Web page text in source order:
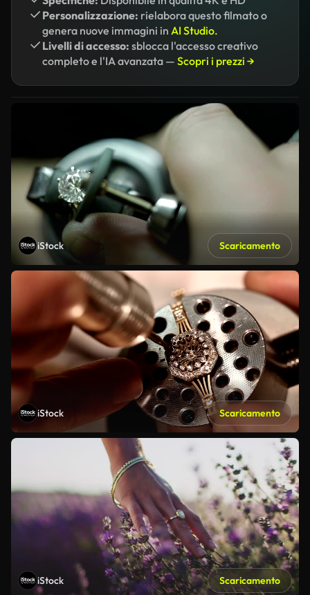
Personalizzazione: rielabora questo filmato o
genera nuove immagini in AI Studio.
Livelli di accesso: sblocca l'accesso creativo
completo e l'IA avanzata — Scopri i prezzi →
iStock Scaricamento
iStock Scaricamento
iStock Scaricamento